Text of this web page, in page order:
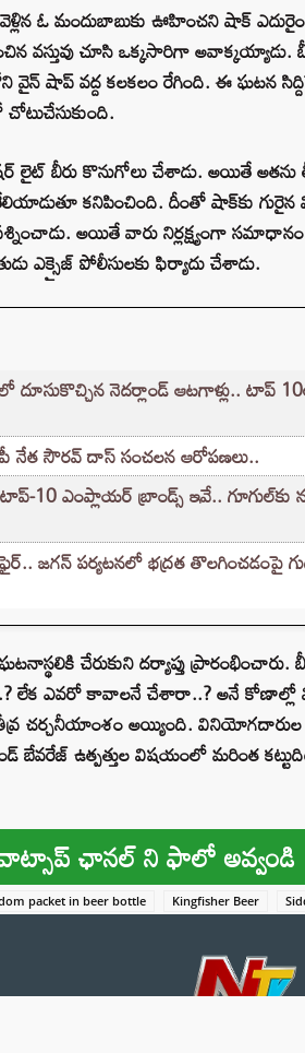
ఓ మందుబాబుకు ఊహించని షాక్
వస్తువు చూసి ఒక్కసారిగా
షాప్‌ వద్ద కలకలం రేగింది. ఈ ఘటన
లైట్ బీరు కొనుగోలు చేశాడు. అయితే
కనిపించింది. దీంతో షాక్‌కు
అయితే వారు నిర్లక్ష్యంగా
ఎక్సైజ్ పోలీసులకు ఫిర్యాదు చేశాడు.
దూసుకొచ్చిన నెదర్లాండ్ ఆటగాళ్లు.. టాప్
నేత సౌరవ్ దాస్ సంచలన ఆరోపణలు..
10 ఎంప్లాయర్ బ్రాండ్స్ ఇవే.. గూగుల్‌కు
జగన్ పర్యటనలో భద్రత తొలగించడంపై
చేరుకుని దర్యాప్తు
లేక ఎవరో కావాలనే చేశారా..? అనే
తీవ్ర చర్చనీయాంశం అయ్యింది. వినియోగదారుల
బేవరేజ్ ఉత్పత్తుల విషయంలో మరింత
ఛానల్ ని ఫాలో అవ్వండి
packet in beer bottle Kingfisher Beer